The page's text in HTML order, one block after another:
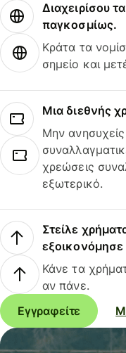
Διαχειρίσου
παγκοσμίως.
Κράτα τα
σημείο και
Μια διεθνής
Μην ανησυχείς
χρεώσεις
εξωτερικό.
Στείλε
εξοικονόμησε
Κάνε τα
αν πάνε.
Εγγραφείτε